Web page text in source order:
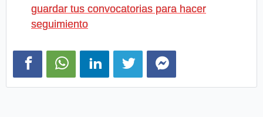
guardar tus convocatorias para hacer
seguimiento